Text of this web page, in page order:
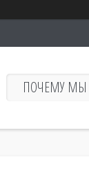
ПОЧЕМУ МЫ